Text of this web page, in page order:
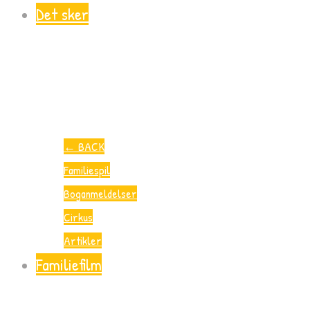
Det sker
← BACK
Familiespil
Boganmeldelser
Cirkus
Artikler
Familiefilm